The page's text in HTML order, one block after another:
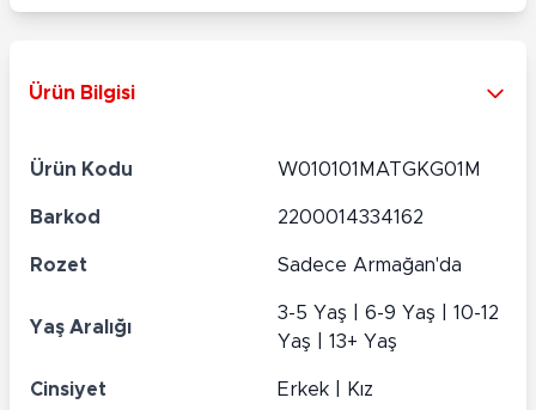
Ürün Bilgisi
Ürün Kodu W010101MATGKG01M
Barkod 2200014334162
Rozet Sadece Armağan'da
Yaş Aralığı
3-5 Yaş | 6-9 Yaş | 10-12
Yaş | 13+ Yaş
Cinsiyet Erkek | Kız